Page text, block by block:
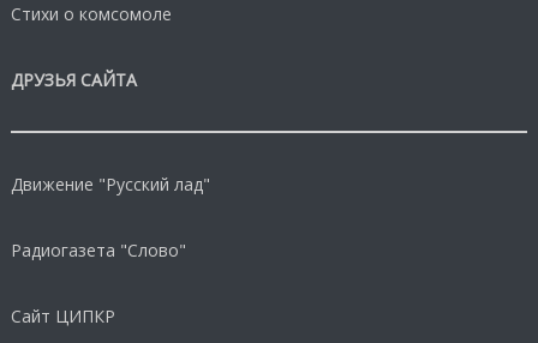
Стихи о комсомоле
ДРУЗЬЯ САЙТА
Движение "Русский лад"
Радиогазета "Слово"
Сайт ЦИПКР